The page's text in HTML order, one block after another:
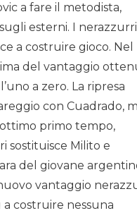
a fare il metodista,
esterni. I nerazzurri
a costruire gioco. Nel
del vantaggio
a zero. La ripresa
con Cuadrado,
primo tempo,
sostituisce Milito e
del giovane
vantaggio
a costruire nessuna